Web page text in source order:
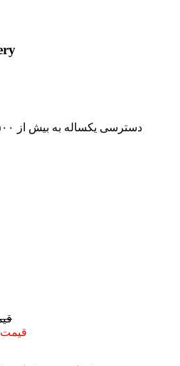
قیمت :
قیمت ویژه :